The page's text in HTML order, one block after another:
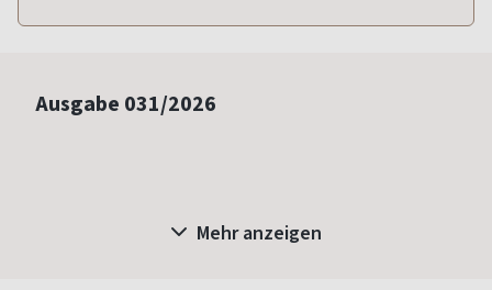
Ausgabe 031/2026
Mehr anzeigen